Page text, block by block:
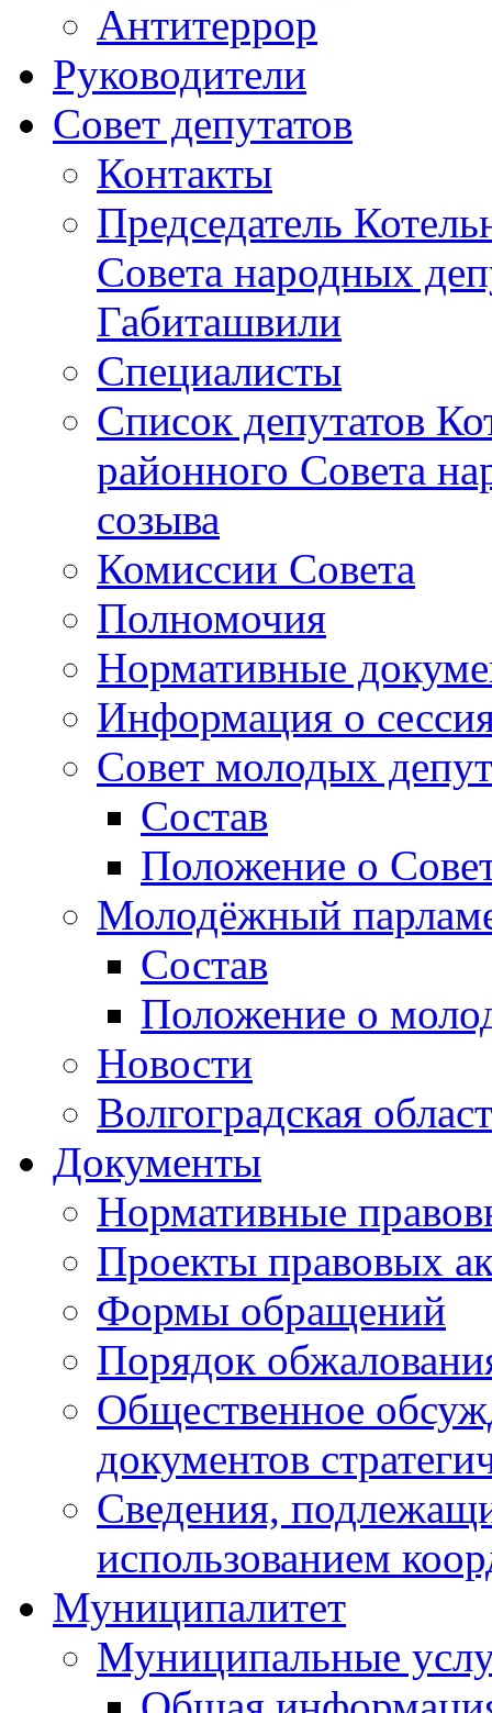
Антитеррор
Руководители
Совет депутатов
Контакты
Председатель
Совета народных
Габиташвили
Специалисты
Список депутатов
районного Совета
созыва
Комиссии Совета
Полномочия
Нормативные
Информация о
Совет молодых
Состав
Положение о
Молодёжный
Состав
Положение о
Новости
Волгоградская
Документы
Нормативные
Проекты правовых
Формы обращений
Порядок
Общественное
документов
Сведения,
использованием
Муниципалитет
Муниципальные